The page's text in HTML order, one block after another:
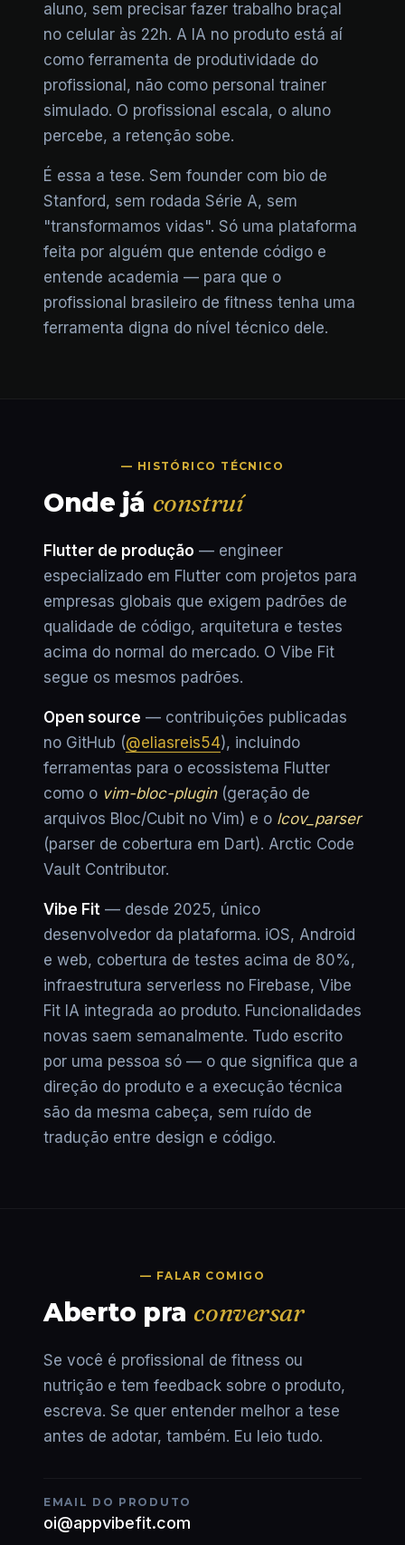
aluno, sem precisar fazer trabalho braçal
no celular às 22h. A IA no produto está aí
como ferramenta de produtividade do
profissional, não como personal trainer
simulado. O profissional escala, o aluno
percebe, a retenção sobe.
É essa a tese. Sem founder com bio de
Stanford, sem rodada Série A, sem
"transformamos vidas". Só uma plataforma
feita por alguém que entende código e
entende academia — para que o
profissional brasileiro de fitness tenha uma
ferramenta digna do nível técnico dele.
— HISTÓRICO TÉCNICO
Onde já construí
Flutter de produção — engineer
especializado em Flutter com projetos para
empresas globais que exigem padrões de
qualidade de código, arquitetura e testes
acima do normal do mercado. O Vibe Fit
segue os mesmos padrões.
Open source — contribuições publicadas
no GitHub (@eliasreis54), incluindo
ferramentas para o ecossistema Flutter
como o vim-bloc-plugin(geração de
arquivos Bloc/Cubit no Vim) e o lcov_parser
(parser de cobertura em Dart). Arctic Code
Vault Contributor.
Vibe Fit — desde 2025, único
desenvolvedor da plataforma. iOS, Android
e web, cobertura de testes acima de 80%,
infraestrutura serverless no Firebase, Vibe
Fit IA integrada ao produto. Funcionalidades
novas saem semanalmente. Tudo escrito
por uma pessoa só — o que significa que a
direção do produto e a execução técnica
são da mesma cabeça, sem ruído de
tradução entre design e código.
— FALAR COMIGO
Aberto pra conversar
Se você é profissional de fitness ou
nutrição e tem feedback sobre o produto,
escreva. Se quer entender melhor a tese
antes de adotar, também. Eu leio tudo.
EMAIL DO PRODUTO
oi@appvibefit.com